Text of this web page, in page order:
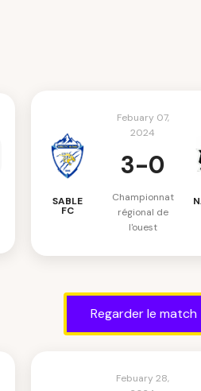
SABLE
FC
Febuary 07,
2024
3-0
Championnat
régional de
l'ouest
Regarder le match
Febuary 28,